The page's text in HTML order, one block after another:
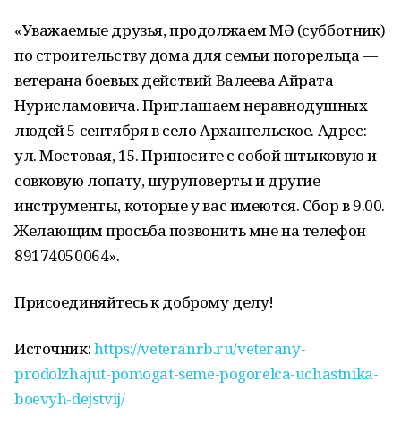
«Уважаемые друзья, продолжаем ӨМӘ (субботник)
по строительству дома для семьи погорельца —
ветерана боевых действий Валеева Айрата
Нурисламовича. Приглашаем неравнодушных
людей 5 сентября в село Архангельское. Адрес:
ул. Мостовая, 15. Приносите с собой штыковую и
совковую лопату, шуруповерты и другие
инструменты, которые у вас имеются. Сбор в 9.00.
Желающим просьба позвонить мне на телефон
89174050064».
Присоединяйтесь к доброму делу!
Источник:https://veteranrb.ru/veterany-
prodolzhajut-pomogat-seme-pogorelca-uchastnika-
boevyh-dejstvij/